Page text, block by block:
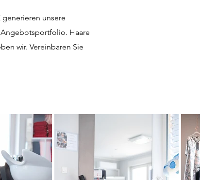
unsere
Haare
wir. Vereinbaren Sie